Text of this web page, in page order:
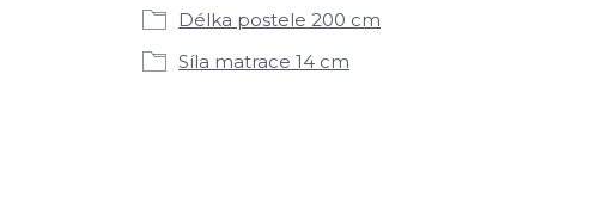
Délka postele 200 cm
Síla matrace 14 cm